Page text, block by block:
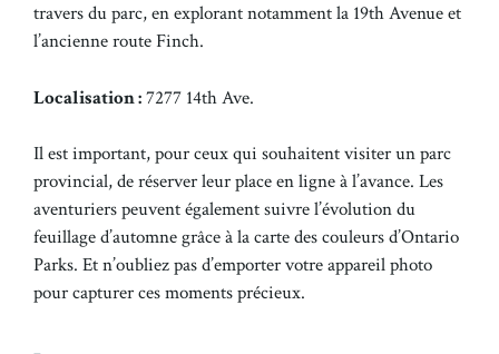
travers du parc, en explorant notamment la 19th Avenue et
l’ancienne route Finch.
Localisation :7277 14th Ave.
Il est important, pour ceux qui souhaitent visiter un parc
provincial, de réserver leur place en ligne à l’avance. Les
aventuriers peuvent également suivre l’évolution du
feuillage d’automne grâce à la carte des couleurs d’Ontario
Parks. Et n’oubliez pas d’emporter votre appareil photo
pour capturer ces moments précieux.